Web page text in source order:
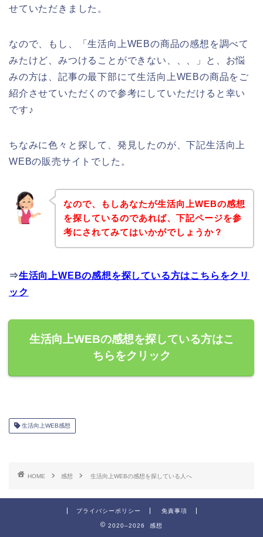
せていただきました。
なので、もし、「生活向上WEBの商品の感想を調べて
みたけど、みつけることができない、、、」と、お悩
みの方は、記事の最下部にて生活向上WEBの商品をご
紹介させていただくので参考にしていただけると幸い
です♪
ちなみに色々と探して、発見したのが、下記生活向上
WEBの販売サイトでした。
なので、もしあなたが生活向上WEBの感想
を探しているのであれば、下記ページを参
考にされてみてはいかがでしょうか？
⇒生活向上WEBの感想を探している方はこちらをクリ
ック
生活向上WEBの感想を探している方はこ
ちらをクリック
生活向上WEB感想
HOME 感想 生活向上WEBの感想を探している人へ
プライバシーポリシー 免責事項
2020–2026 感想